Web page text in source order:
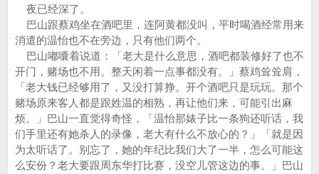
夜已经深了。
巴山跟蔡鸡坐在酒吧里，连阿黄都没叫，平时喝酒经常用来
消遣的温怡也不在旁边，只有他们两个。
巴山嘟囔着说道：「老大是什么意思，酒吧都装修好了也不
开门，赌场也不用。整天闲着一点事都没有。」蔡鸡耸耸肩，
「老大钱已经够用了，又没打算挣。开个酒吧只是玩玩。那个
赌场原来客人都是跟姓温的相熟，再让他们来，可能引出麻
烦。」巴山一直觉得奇怪，「温怡那婊子比一条狗还听话，我
们手里还有她杀人的录像，老大有什么不放心的？」「就是因
为太听话了。别忘了，她的年纪比我们大了一半，怎么可能这
么安份？老大要跟周东华打比赛，没空儿管这边的事。」巴山